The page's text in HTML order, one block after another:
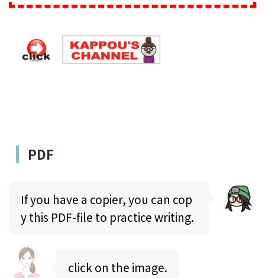
PDF
If you have a copier, you can cop
y this PDF-file to practice writing.
click on the image.